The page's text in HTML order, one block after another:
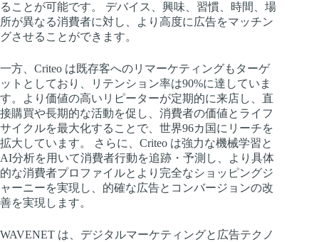
ることが可能です。 デバイス、興味、習慣、時間、場
所が異なる消費者に対し、より高度に広告をマッチン
グさせることができます。
一方、Criteo は既存客へのリマーケティングもターゲ
ットとしており、リテンション率は90%に達していま
す。より価値の高いリピーターが定期的に来店し、直
接購買や長期的な活動を促し、消費者の価値とライフ
サイクルを最大化することで、世界96カ国にリーチを
拡大しています。 さらに、Criteo は強力な機械学習と
AI分析を用いて消費者行動を追跡・予測し、より具体
的な消費者プロファイルとより完全なショッピングジ
ャーニーを実現し、的確な広告とコンバージョンの改
善を実現します。
WAVENET は、デジタルマーケティングと広告テクノ